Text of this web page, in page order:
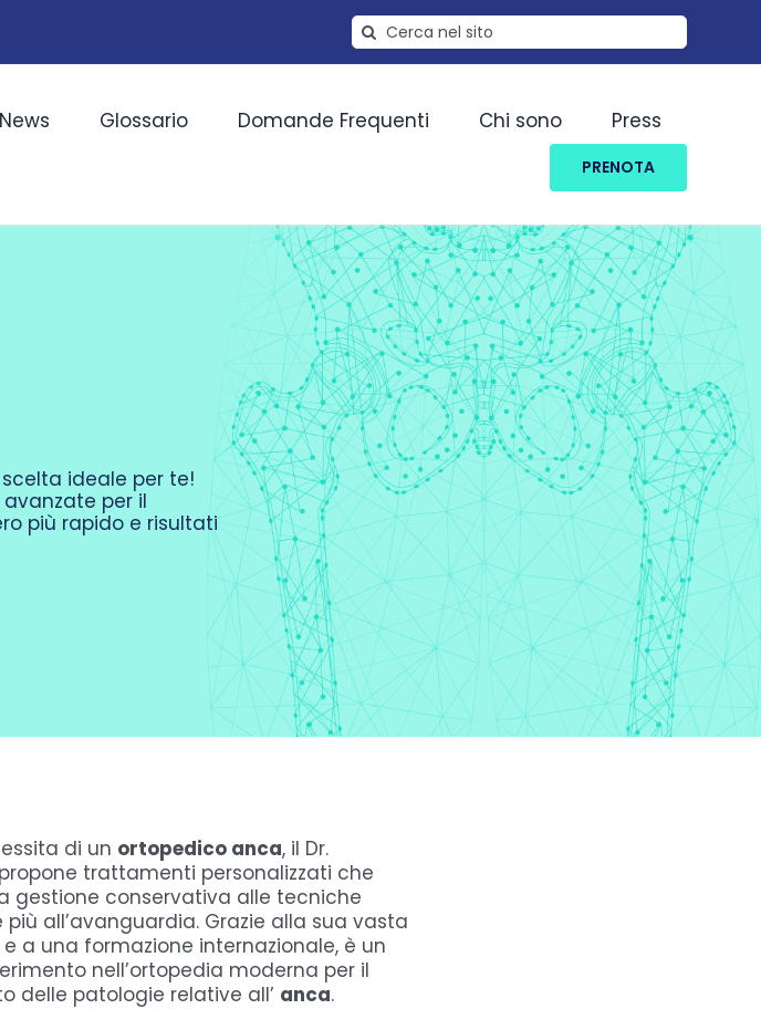
Cerca
per:
News Glossario Domande Frequenti Chi sono Press
PRENOTA
scelta ideale per te!
per il
più rapido e risultati
di un ortopedico anca, il Dr.
trattamenti personalizzati che
gestione conservativa alle tecniche
più all’avanguardia. Grazie alla sua vasta
e a una formazione internazionale, è un
nell’ortopedia moderna per il
delle patologie relative all’ anca.